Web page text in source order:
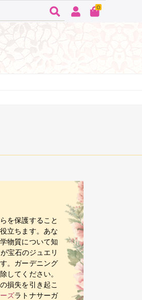
0
を保護すること
立ちます。あな
物質について知
宝石のジュエリ
。ガーデニング
してください。
損失を引き起こ
ズラトナサーガ